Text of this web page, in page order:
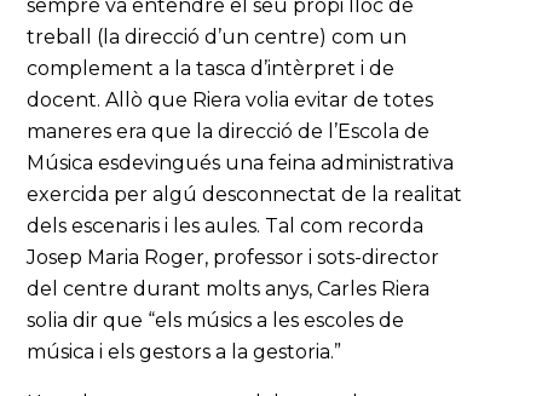
sempre va entendre el seu propi lloc de
treball (la direcció d’un centre) com un
complement a la tasca d’intèrpret i de
docent. Allò que Riera volia evitar de totes
maneres era que la direcció de l’Escola de
Música esdevingués una feina administrativa
exercida per algú desconnectat de la realitat
dels escenaris i les aules. Tal com recorda
Josep Maria Roger, professor i sots-director
del centre durant molts anys, Carles Riera
solia dir que “els músics a les escoles de
música i els gestors a la gestoria.”